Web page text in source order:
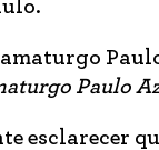
Paulo
esclarecer